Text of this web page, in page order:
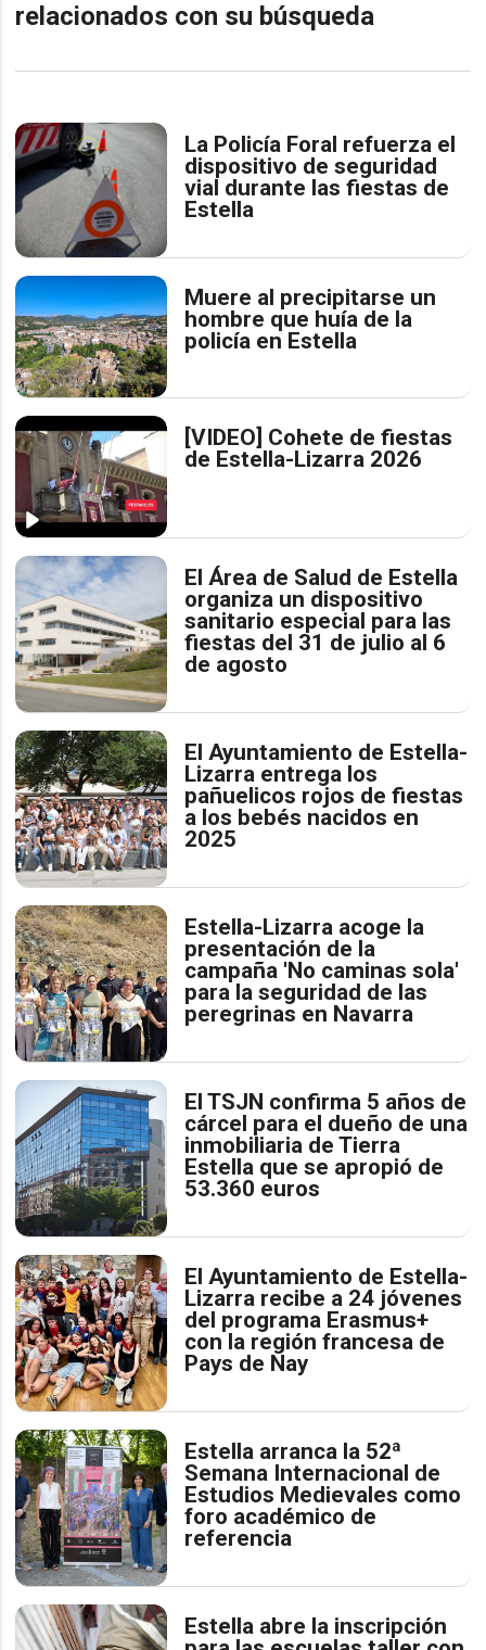
relacionados con su búsqueda
La Policía Foral refuerza el
dispositivo de seguridad
vial durante las fiestas de
Estella
Muere al precipitarse un
hombre que huía de la
policía en Estella
[VIDEO] Cohete de fiestas
de Estella-Lizarra 2026
El Área de Salud de Estella
organiza un dispositivo
sanitario especial para las
fiestas del 31 de julio al 6
de agosto
El Ayuntamiento de Estella-
Lizarra entrega los
pañuelicos rojos de fiestas
a los bebés nacidos en
2025
Estella-Lizarra acoge la
presentación de la
campaña 'No caminas sola'
para la seguridad de las
peregrinas en Navarra
El TSJN confirma 5 años de
cárcel para el dueño de una
inmobiliaria de Tierra
Estella que se apropió de
53.360 euros
El Ayuntamiento de Estella-
Lizarra recibe a 24 jóvenes
del programa Erasmus+
con la región francesa de
Pays de Nay
Estella arranca la 52ª
Semana Internacional de
Estudios Medievales como
foro académico de
referencia
Estella abre la inscripción